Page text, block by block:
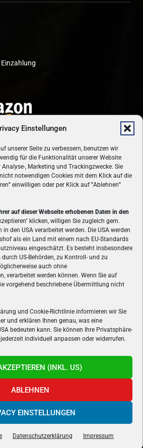
Einstellungen
unserer Seite zu verbessern, benutzen wir
für die Funktionalität unserer Website
, Marketing und Trackingzwecke. Sie
notwendigen Cookies mit dem Klick auf die
" einwilligen oder per Klick auf"Ablehnen"
auf dieser Webseite erhobenen Daten in den
klicken, willigen Sie zugleich gem.
in den USA verarbeitet werden. Die USA werden
als ein Land mit einem nach EU-Standards
eingeschätzt. Es besteht insbesondere
US-Behörden, zu Kontroll- und zu
auch ohne
verarbeitet werden können. Wenn Sie auf
vorgehend beschriebene Übermittlung nicht
und Cookie-Richtlinie informieren wir Sie
und erklären Ihnen genau, was eine
bedeuten kann. Sie können Ihre Privatsphäre-
individuell anpassen oder widerrufen.
(INKL. US)
ABLEHNEN
EINSTELLUNGEN
Datenschutzerklärung Impressum
ÜBER UNS
Gamers.at ist das älteste Online-
und bringt täglich aktuelle News,
zu PC- und Konsolenspielen, Gaming-
aus der Welt des e-Sport's.
FOLGE UNS
All Rights Reserved -Kontakt|Impressum|
- Developed by
byoverclockers.at